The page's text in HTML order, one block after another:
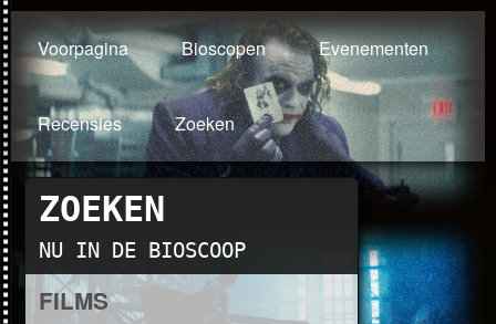
Voorpagina Bioscopen Evenementen
Recensies Zoeken
ZOEKEN
NU IN DE BIOSCOOP
FILMS